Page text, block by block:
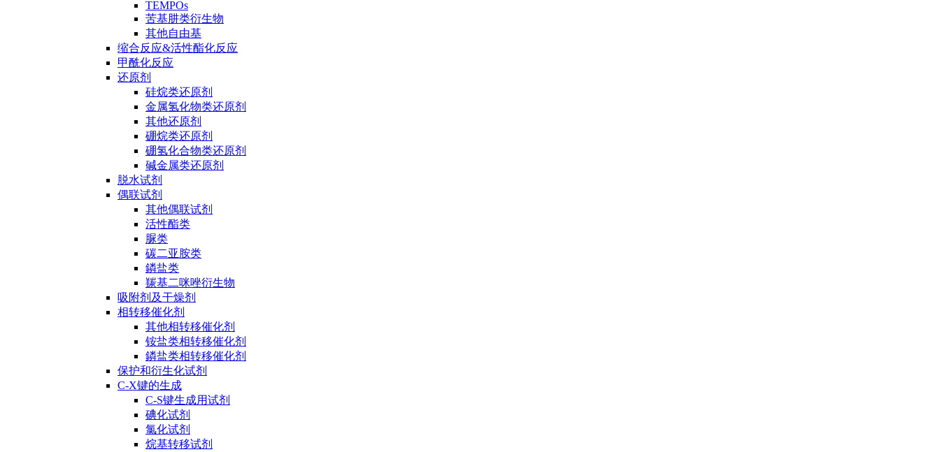
TEMPOs
苦基肼类衍生物
其他自由基
缩合反应&活性酯化反应
甲酰化反应
还原剂
硅烷类还原剂
金属氢化物类还原剂
其他还原剂
硼烷类还原剂
硼氢化合物类还原剂
碱金属类还原剂
脱水试剂
偶联试剂
其他偶联试剂
活性酯类
脲类
碳二亚胺类
鏻盐类
羰基二咪唑衍生物
吸附剂及干燥剂
相转移催化剂
其他相转移催化剂
铵盐类相转移催化剂
鏻盐类相转移催化剂
保护和衍生化试剂
C-X键的生成
C-S键生成用试剂
碘化试剂
氯化试剂
烷基转移试剂